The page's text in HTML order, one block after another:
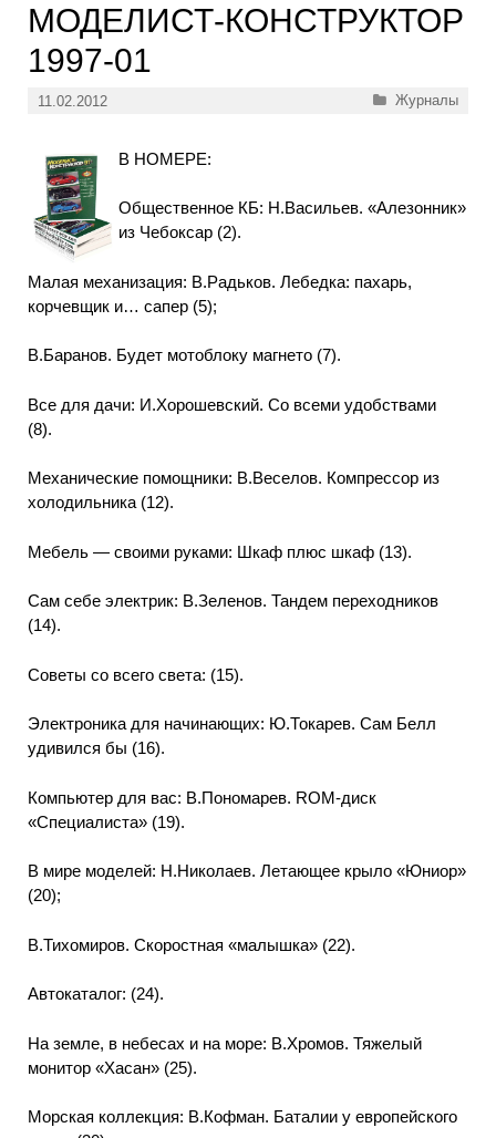
МОДЕЛИСТ-КОНСТРУКТОР
1997-01
11.02.2012 Рубрики
Журналы
В НОМЕРЕ:
Общественное КБ: Н.Васильев. «Алезонник»
из Чебоксар (2).
Малая механизация: В.Радьков. Лебедка: пахарь,
корчевщик и… сапер (5);
В.Баранов. Будет мотоблоку магнето (7).
Все для дачи: И.Хорошевский. Со всеми удобствами
(8).
Механические помощники: В.Веселов. Компрессор из
холодильника (12).
Мебель — своими руками: Шкаф плюс шкаф (13).
Сам себе электрик: В.Зеленов. Тандем переходников
(14).
Советы со всего света: (15).
Электроника для начинающих: Ю.Токарев. Сам Белл
удивился бы (16).
Компьютер для вас: В.Пономарев. ROM-диск
«Специалиста» (19).
В мире моделей: Н.Николаев. Летающее крыло «Юниор»
(20);
В.Тихомиров. Скоростная «малышка» (22).
Автокаталог: (24).
На земле, в небесах и на море: В.Хромов. Тяжелый
монитор «Хасан» (25).
Морская коллекция: В.Кофман. Баталии у европейского